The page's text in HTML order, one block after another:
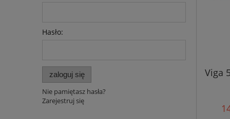
Hasło:
zaloguj się
Nie pamiętasz hasła?
Zarejestruj się
Viga